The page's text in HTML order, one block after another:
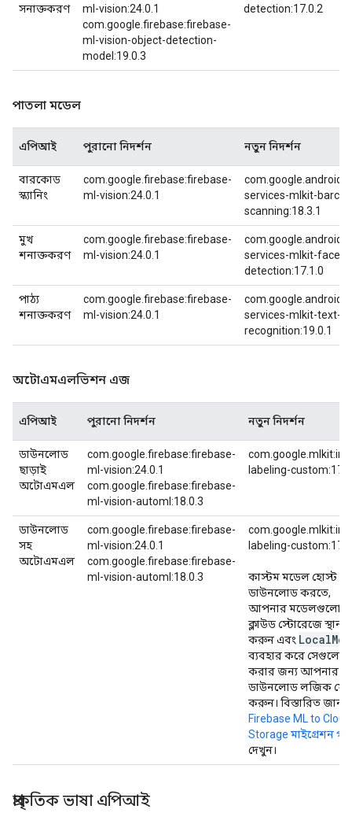
সনাক্তকরণ
ml-vision:24.0.1
com.google.firebase:firebase-
ml-vision-object-detection-
model:19.0.3
detection:17.0.2
পাতলা মডেল
এপিআই পুরানো নিদর্শন নতুন নিদর্শন
বারকোড
স্ক্যানিং
com.google.firebase:firebase-
ml-vision:24.0.1
services-mlkit-
scanning:18.3.1
মুখ
শনাক্তকরণ
com.google.firebase:firebase-
ml-vision:24.0.1
services-mlkit-face-
detection:17.1.0
পাঠ্য
শনাক্তকরণ
com.google.firebase:firebase-
ml-vision:24.0.1
services-mlkit-text-
recognition:19.0.1
অটোএমএলভিশন এজ
এপিআই পুরানো নিদর্শন নতুন নিদর্শন
ডাউনলোড
ছাড়াই
অটোএমএল
com.google.firebase:firebase-
ml-vision:24.0.1
com.google.firebase:firebase-
ml-vision-automl:18.0.3
labeling-
ডাউনলোড
সহ
অটোএমএল
com.google.firebase:firebase-
ml-vision:24.0.1
com.google.firebase:firebase-
ml-vision-automl:18.0.3
labeling-
কাস্টম মডেল হোস্ট ও
ডাউনলোড করতে,
আপনার
ক্লাউড স্টোরেজে
করুন এবং Local
ব্যবহার করে সেগুলো
করার জন্য আপনার
ডাউনলোড লজিক
করুন। বিস্তারিত
Firebase ML to Cloud
Storage মাইগ্রেশন
দেখুন।
প্রাকৃতিক ভাষা এপিআই